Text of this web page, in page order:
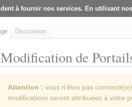
à fournir nos services. En utilisant
Modification de
Attention : vous n’êtes pas
modifications seront attribuées à votre
Discussion